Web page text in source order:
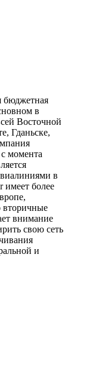
бюджетная
в
Восточной
Гданьске,
момента
в
имеет более
вторичные
внимание
свою сеть
и